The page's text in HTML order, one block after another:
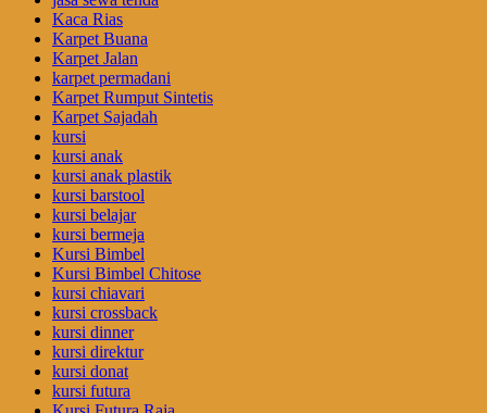
Kaca Rias
Karpet Buana
Karpet Jalan
karpet permadani
Karpet Rumput Sintetis
Karpet Sajadah
kursi
kursi anak
kursi anak plastik
kursi barstool
kursi belajar
kursi bermeja
Kursi Bimbel
Kursi Bimbel Chitose
kursi chiavari
kursi crossback
kursi dinner
kursi direktur
kursi donat
kursi futura